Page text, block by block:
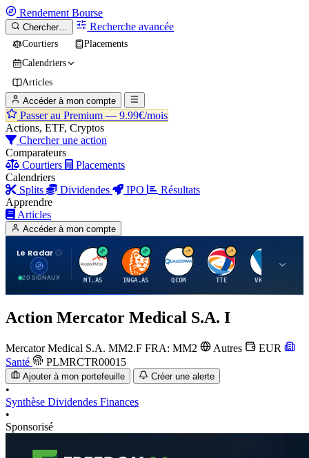
Rendement Bourse
Chercher… Recherche avancée
Courtiers
Placements
Calendriers
Articles
Accéder à mon compte
Passer au Premium — 9.99€/mois
Actions, ETF, Cryptos
Chercher une action
Comparateurs
Courtiers
Placements
Calendriers
Splits
Dividendes IPO
Résultats
Apprendre
Articles
Accéder à mon compte
Le Radar
20 SIGNAUX
A
MT.AS
I
INGA.AS
Q
QCOM
T
TTE VK.PA
Action Mercator Medical S.A. I
Mercator Medical S.A. MM2.F FRA: MM2 Autres
EUR
Santé
PLMRCTR00015
Ajouter à mon portefeuille Créer une alerte
•
Synthèse Dividendes Finances
•
Sponsorisé